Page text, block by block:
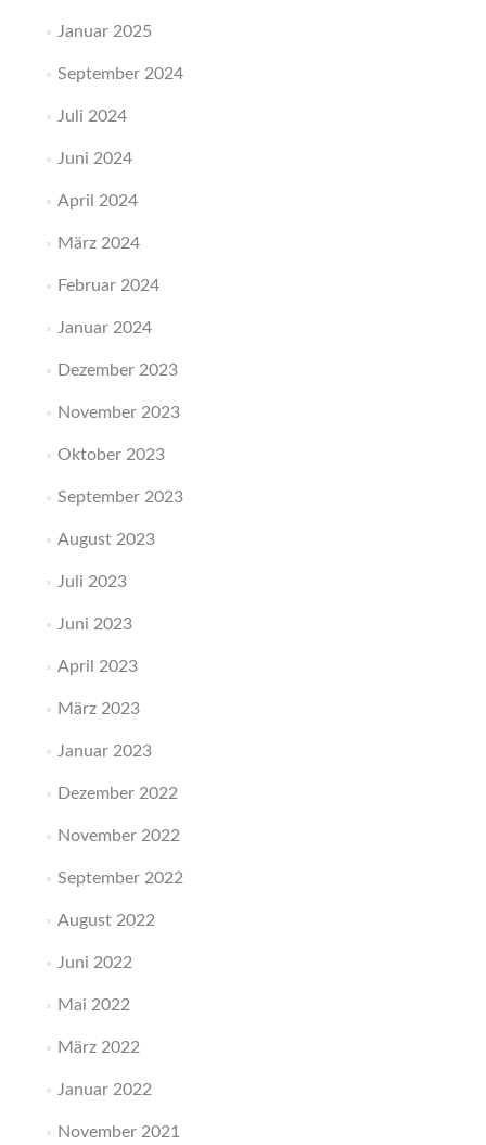
Januar 2025
September 2024
Juli 2024
Juni 2024
April 2024
März 2024
Februar 2024
Januar 2024
Dezember 2023
November 2023
Oktober 2023
September 2023
August 2023
Juli 2023
Juni 2023
April 2023
März 2023
Januar 2023
Dezember 2022
November 2022
September 2022
August 2022
Juni 2022
Mai 2022
März 2022
Januar 2022
November 2021